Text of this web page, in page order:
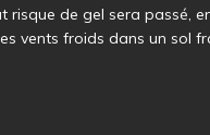
risque de gel sera passé,
vents froids dans un sol